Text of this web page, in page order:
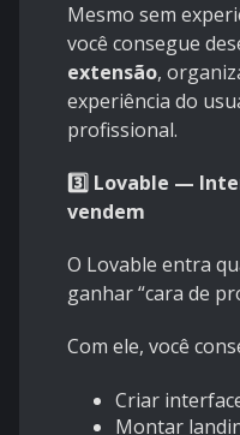
Mesmo sem
você consegue
extensão,
experiência do
profissional.
3️⃣ Lovable —
vendem
O Lovable entra
ganhar “cara de
Com ele, você
Criar
Montar